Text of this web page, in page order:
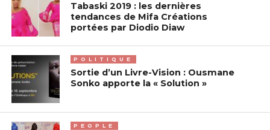
Tabaski 2019 : les dernières
tendances de Mifa Créations
portées par Diodio Diaw
POLITIQUE
Sortie d’un Livre-Vision : Ousmane
Sonko apporte la « Solution »
PEOPLE